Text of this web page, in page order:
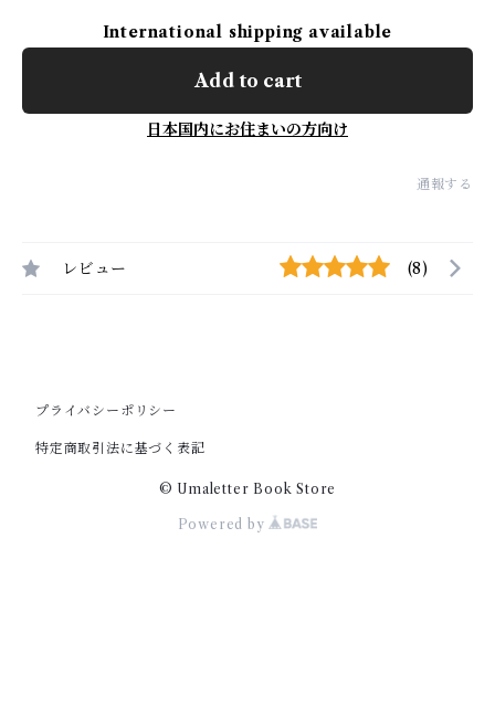
International shipping available
Add to cart
日本国内にお住まいの方向け
通報する
レビュー (8)
プライバシーポリシー
特定商取引法に基づく表記
© Umaletter Book Store
Powered by